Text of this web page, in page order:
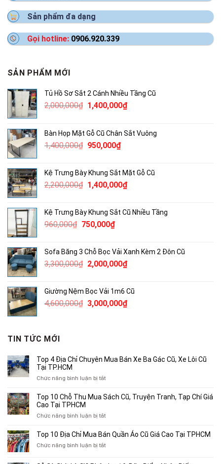
Sản phẩm đa dạng
Gọi hotline: 0906.920.339
SẢN PHẨM MỚI
Tủ Hồ Sơ Sắt 2 Cánh Nhiều Tầng Cũ
2,000,000₫ Giá
2,000,000₫.
1,400,000₫Giá
là:
Bàn Họp Mặt Gỗ Cũ Chân Sắt Vuông
1,400,000₫ Giá
1,400,000₫.
950,000₫Giá
là:
950,000₫.
Kệ Trưng Bày Khung Sắt Mặt Gỗ Cũ
2,200,000₫ Giá
2,200,000₫.
1,400,000₫Giá
là:
Kệ Trưng Bày Khung Sắt Cũ Nhiều Tầng
960,000₫ Giá
960,000₫.
750,000₫Giá
là:
750,000₫.
Sofa Băng 3 Chỗ Bọc Vải Xanh Kèm 2 Đôn Cũ
3,300,000₫ Giá
3,300,000₫.
2,000,000₫Giá
là:
2,000,000₫.
Giường Nệm Bọc Vải 1m6 Cũ
4,600,000₫ Giá
3,000,000₫Giá
TIN TỨC MỚI
Top 4 Địa Chỉ Chuyên Mua Bán Xe Ba Gác Cũ, Xe Lôi Cũ
Tại TP.HCM
Chức năng bình luận bị tắtở
4
Chuyên
Bán
Xe
Top 10 Chỗ Thu Mua Sách Cũ, Truyện Tranh, Tạp Chí Giá
Cao Tại TPHCM
Chức năng bình luận bị tắtở
10
Thu
Top 10 Địa Chỉ Mua Bán Quần Áo Cũ Giá Cao Tại TPHCM
Chức năng bình luận bị tắtở